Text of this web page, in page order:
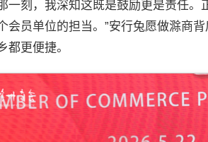
一刻，我深知这既是鼓励更是责任。
会员单位的担当。”安行兔愿做滁商
都更便捷。